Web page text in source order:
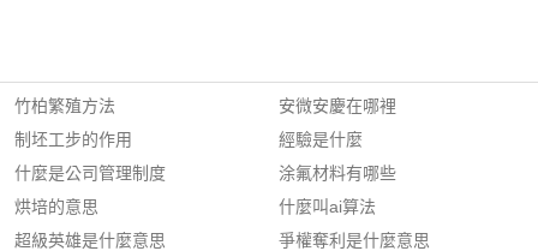
竹柏繁殖方法
制坯工步的作用
什麼是公司管理制度
烘培的意思
超級英雄是什麼意思
安微安慶在哪裡
經驗是什麼
涂氟材料有哪些
什麼叫ai算法
爭權奪利是什麼意思